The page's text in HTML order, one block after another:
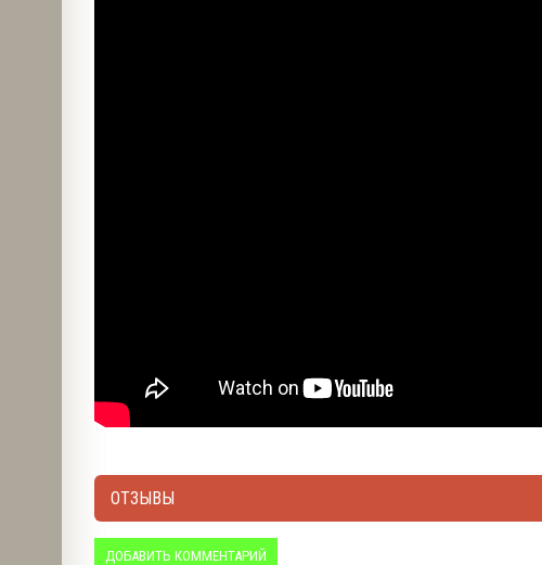
ОТЗЫВЫ
ДОБАВИТЬ КОММЕНТАРИЙ